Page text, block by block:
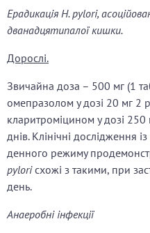
Ерадикація H. pylori,
дванадцятипалої кишки.
Дорослі.
Звичайна доза – 500 мг (1
омепразолом у дозі 20 мг 2
кларитроміцином у дозі
днів. Клінічні дослідження
денного режиму
pyloriсхожі з такими, при
день.
Анаеробні інфекції